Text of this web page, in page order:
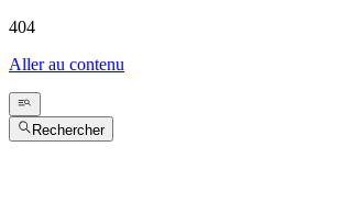
404
Aller au contenu
Rechercher